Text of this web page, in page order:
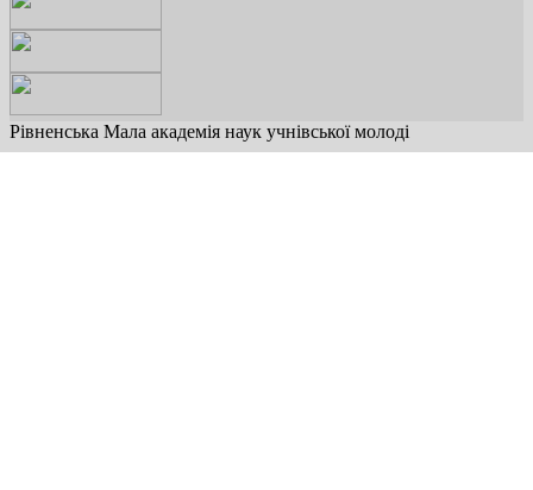
Рівненська Мала академія наук учнівської молоді